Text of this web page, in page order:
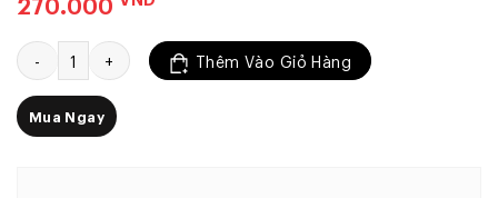
Loa Bass 20 Coil 35 Từ 120 - 4OHM - Hàng Nhập - Cái số lượng
Thêm Vào Giỏ Hàng
Mua Ngay